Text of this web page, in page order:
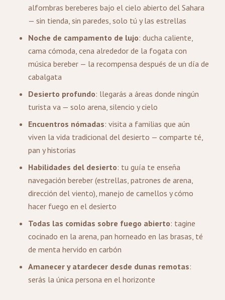
alfombras bereberes bajo el cielo abierto del Sahara
— sin tienda, sin paredes, solo tú y las estrellas
Noche de campamento de lujo: ducha caliente,
cama cómoda, cena alrededor de la fogata con
música bereber — la recompensa después de un día de
cabalgata
Desierto profundo: llegarás a áreas donde ningún
turista va — solo arena, silencio y cielo
Encuentros nómadas: visita a familias que aún
viven la vida tradicional del desierto — comparte té,
pan y historias
Habilidades del desierto: tu guía te enseña
navegación bereber (estrellas, patrones de arena,
dirección del viento), manejo de camellos y cómo
hacer fuego en el desierto
Todas las comidas sobre fuego abierto: tagine
cocinado en la arena, pan horneado en las brasas, té
de menta hervido en carbón
Amanecer y atardecer desde dunas remotas:
serás la única persona en el horizonte